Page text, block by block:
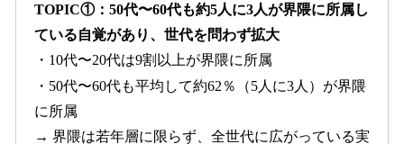
TOPIC①：50代〜60代も約5人に3人が界隈に所属し
ている自覚があり、世代を問わず拡大
・10代〜20代は9割以上が界隈に所属
・50代〜60代も平均して約62％（5人に3人）が界隈
に所属
→ 界隈は若年層に限らず、全世代に広がっている実